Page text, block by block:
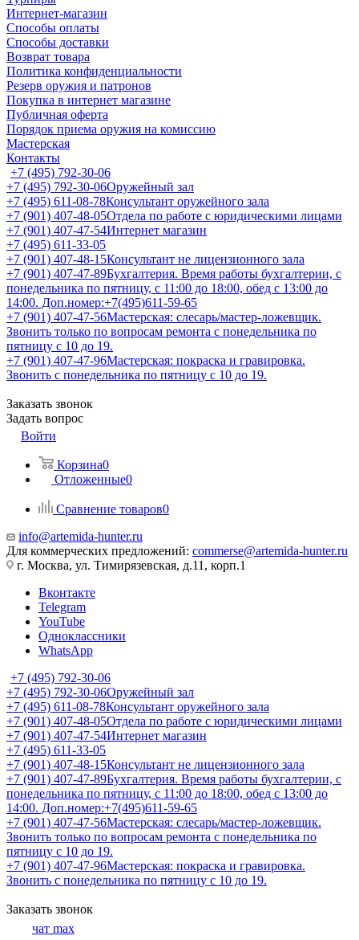
Интернет-магазин
Способы оплаты
Способы доставки
Возврат товара
Политика конфиденциальности
Резерв оружия и патронов
Покупка в интернет магазине
Публичная оферта
Порядок приема оружия на комиссию
Мастерская
Контакты
+7 (495) 792-30-06
+7 (495) 792-30-06Оружейный зал
+7 (495) 611-08-78Консультант оружейного зала
+7 (901) 407-48-05Отдела по работе с юридическими лицами
+7 (901) 407-47-54Интернет магазин
+7 (495) 611-33-05
+7 (901) 407-48-15Консультант не лицензионного зала
+7 (901) 407-47-89Бухгалтерия. Время работы бухгалтерии, с
понедельника по пятницу, с 11:00 до 18:00, обед с 13:00 до
14:00. Доп.номер:+7(495)611-59-65
+7 (901) 407-47-56Мастерская: слесарь/мастер-ложевщик.
Звонить только по вопросам ремонта с понедельника по
пятницу с 10 до 19.
+7 (901) 407-47-96Мастерская: покраска и гравировка.
Звонить с понедельника по пятницу с 10 до 19.
Заказать звонок
Задать вопрос
Войти
Корзина0
Отложенные0
Сравнение товаров0
info@artemida-hunter.ru
Для коммерческих предложений: commerse@artemida-hunter.ru
г. Москва, ул. Тимирязевская, д.11, корп.1
Вконтакте
Telegram
YouTube
Одноклассники
WhatsApp
+7 (495) 792-30-06
+7 (495) 792-30-06Оружейный зал
+7 (495) 611-08-78Консультант оружейного зала
+7 (901) 407-48-05Отдела по работе с юридическими лицами
+7 (901) 407-47-54Интернет магазин
+7 (495) 611-33-05
+7 (901) 407-48-15Консультант не лицензионного зала
+7 (901) 407-47-89Бухгалтерия. Время работы бухгалтерии, с
понедельника по пятницу, с 11:00 до 18:00, обед с 13:00 до
14:00. Доп.номер:+7(495)611-59-65
+7 (901) 407-47-56Мастерская: слесарь/мастер-ложевщик.
Звонить только по вопросам ремонта с понедельника по
пятницу с 10 до 19.
+7 (901) 407-47-96Мастерская: покраска и гравировка.
Звонить с понедельника по пятницу с 10 до 19.
Заказать звонок
чат max